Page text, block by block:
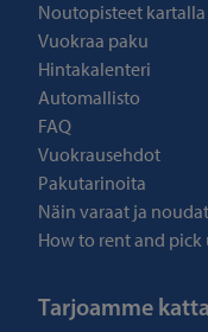
Noutopisteet kartalla
Vuokraa paku
Hintakalenteri
Automallisto
FAQ
Vuokrausehdot
Pakutarinoita
Näin varaat ja
How to rent and pick
Tarjoamme